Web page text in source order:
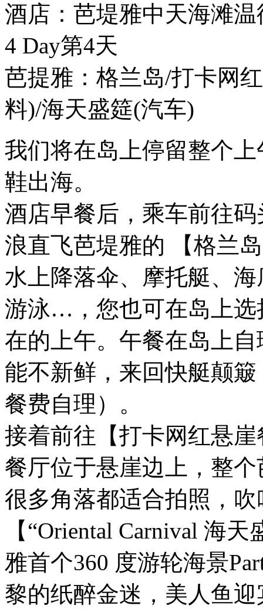
酒店：芭堤雅中天海滩
4 Day第4天
芭提雅：格兰岛/打卡网
料)/海天盛筵(汽车)
我们将在岛上停留整个
鞋出海。
酒店早餐后，乘车前往
浪直飞芭堤雅的 【格兰
水上降落伞、摩托艇、
游泳…，您也可在岛上选
在的上午。午餐在岛上
能不新鲜，来回快艇颠
餐费自理）。
接着前往【打卡网红悬
餐厅位于悬崖边上，整
很多角落都适合拍照，
【“Oriental Carnival 海
雅首个360 度游轮海景
黎的纸醉金迷，美人鱼